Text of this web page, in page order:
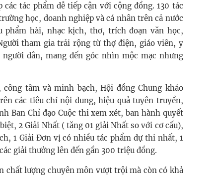
tác phẩm dễ tiếp cận với cộng đồng. 130 tác
học, doanh nghiệp và cá nhân trên cả nước
hài, nhạc kịch, thơ, trích đoạn văn học,
tham gia trải rộng từ thợ điện, giáo viên, y
dân, mang đến góc nhìn mộc mạc nhưng
tâm và minh bạch, Hội đồng Chung khảo
các tiêu chí nội dung, hiệu quả tuyên truyền,
Ban Chỉ đạo Cuộc thi xem xét, ban hành quyết
2 Giải Nhất ( tăng 01 giải Nhất so với cơ cấu),
1 Giải Đơn vị có nhiều tác phẩm dự thi nhất, 1
giải thưởng lên đến gần 300 triệu đồng.
chất lượng chuyên môn vượt trội mà còn có khả